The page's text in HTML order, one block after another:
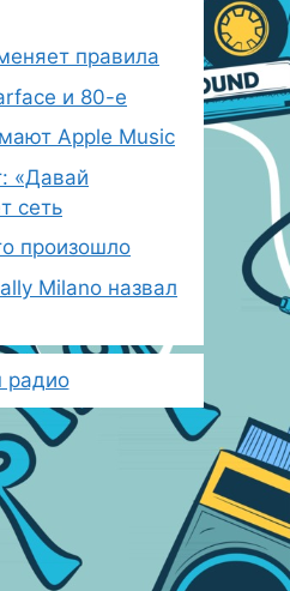
правила
и 80-е
Apple Music
«Давай
сеть
произошло
Milano назвал